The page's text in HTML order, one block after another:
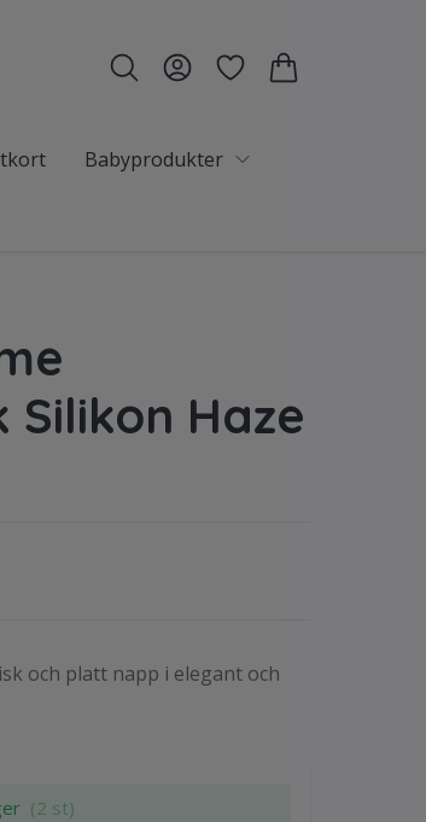
Babyprodukter
Haze
och platt napp i elegant och
(2 st)